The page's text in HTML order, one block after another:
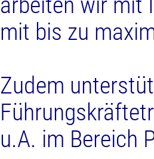
mit bis zu
Zudem
u.A. im Bereich